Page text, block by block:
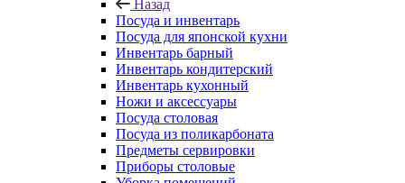
Назад
Посуда и инвентарь
Посуда для японской кухни
Инвентарь барный
Инвентарь кондитерский
Инвентарь кухонный
Ножи и аксессуары
Посуда столовая
Посуда из поликарбоната
Предметы сервировки
Приборы столовые